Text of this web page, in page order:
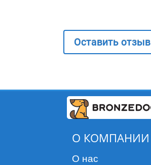
Оставить отзыв
О КОМПАНИИ
О нас